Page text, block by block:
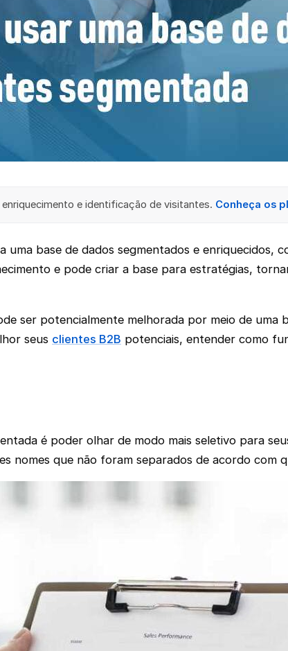
e identificação de visitantes. Conheça os
base de dados segmentados e enriquecidos,
e pode criar a base para estratégias,
ser potencialmente melhorada por meio de uma
seus clientes B2B potenciais, entender como
é poder olhar de modo mais seletivo para
nomes que não foram separados de acordo com